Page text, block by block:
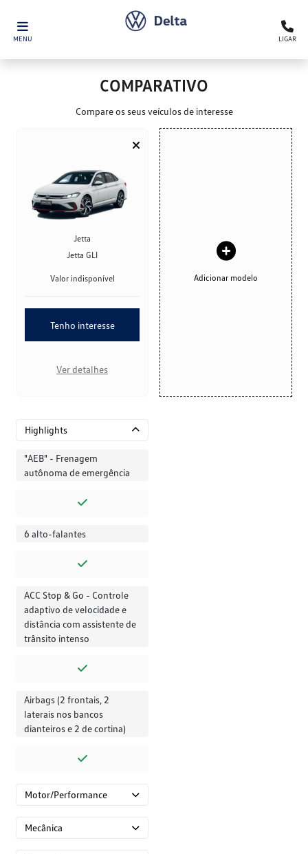
MENU LIGAR
COMPARATIVO
Compare os seus veículos de interesse
Jetta
Jetta GLI
Valor indisponível
Tenho interesse
Ver detalhes
Adicionar modelo
Highlights
"AEB" - Frenagem
autônoma de emergência
6 alto-falantes
ACC Stop & Go - Controle
adaptivo de velocidade e
distância com assistente de
trânsito intenso
Airbags (2 frontais, 2
laterais nos bancos
dianteiros e 2 de cortina)
Motor/Performance
Mecânica